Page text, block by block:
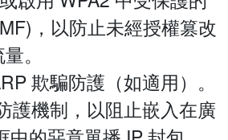
，以防止未經授權篡改
。
欺騙防護（如適用）。
護機制，以阻止嵌入在廣